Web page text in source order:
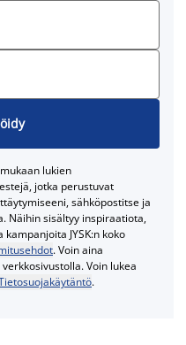
lukien
jotka perustuvat
sähköpostitse ja
Näihin sisältyy inspiraatiota,
JYSK:n koko
. Voin aina
Voin lukea
.